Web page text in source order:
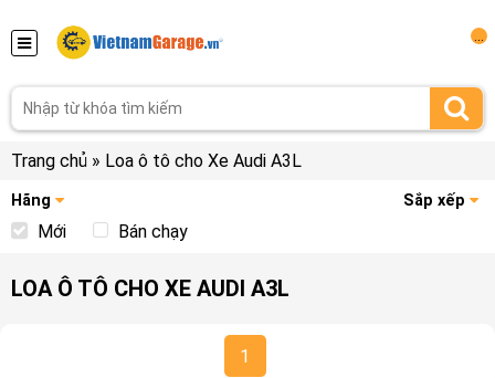
Trang chủ » Loa ô tô cho Xe Audi A3L
Hãng Sắp xếp
Mới Bán chạy
LOA Ô TÔ CHO XE AUDI A3L
1